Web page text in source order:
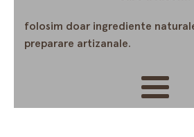
folosim doar ingrediente
preparare artizanale.